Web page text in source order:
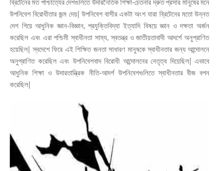
ব্রিটেনের মত পাশ্চাত্যের দেশগুলিতে উদারনৈতিক শিক্ষা-চেতনার দ্রুত প্রসার মানুষের মনে
উপনিবেশ বিরোধীতার জন্ম দেয়| উপনিবেশ বাসীর একটা অংশ যারা ব্রিটেনের মতো উন্নত
দেশ গিয়ে আধুনিক জ্ঞান-বিজ্ঞান, প্রযুক্তিবিদ্যা ইত্যাদি বিষয়ে জ্ঞান ও দক্ষতা অর্জন
করেছিল এবং এরা পশ্চিমী স্বাধীনতা সাম্য, স্বতন্ত্র ও জাতীয়তাবাদী আদর্শে অনুপ্রাণিত
হয়েছিল| স্বদেশে ফিরে এই শিক্ষিত জনতা সাধারণ মানুষকে স্বাধীনতার জন্য আন্দোলনে
অনুপ্রাণিত করেছিল এবং উপনিবেশবাদ বিরোধী আন্দোলনের নেতৃত্ব দিয়েছিল| এভাবে
আধুনিক শিক্ষা ও উদারতান্ত্রিক নীতি-আদর্শ উপনিবেশগুলিতে স্বাধীনতার বীজ বপন
করেছিল|